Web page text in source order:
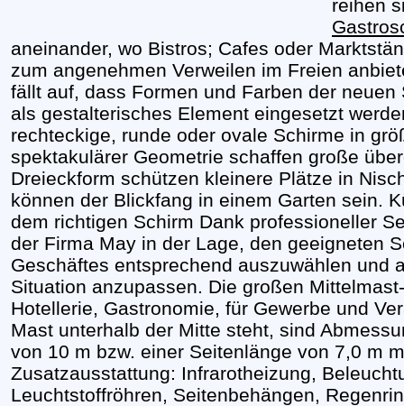
reihen
aneinander, wo Bistros; Cafes oder
zum angenehmen Verweilen im Freien
fällt auf, dass Formen und Farben der
als gestalterisches Element eingesetzt
rechteckige, runde oder ovale Schirme in
spektakulärer Geometrie schaffen große
Dreieckform schützen kleinere Plätze in
können der Blickfang in einem Garten sein.
dem richtigen Schirm Dank professioneller
der Firma May in der Lage, den geeigneten
Geschäftes entsprechend auszuwählen und
Situation anzupassen. Die großen
Hotellerie, Gastronomie, für Gewerbe und
Mast unterhalb der Mitte steht, sind
von 10 m bzw. einer Seitenlänge von 7,0 m
Zusatzausstattung: Infrarotheizung,
Leuchtstoffröhren, Seitenbehängen,